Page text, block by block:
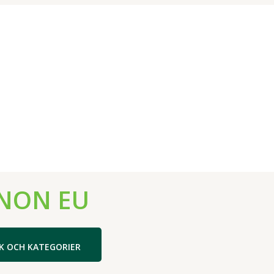
EU
OCH KATEGORIER